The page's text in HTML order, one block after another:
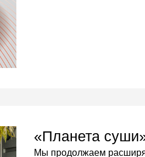
«Планета
Мы продолжаем